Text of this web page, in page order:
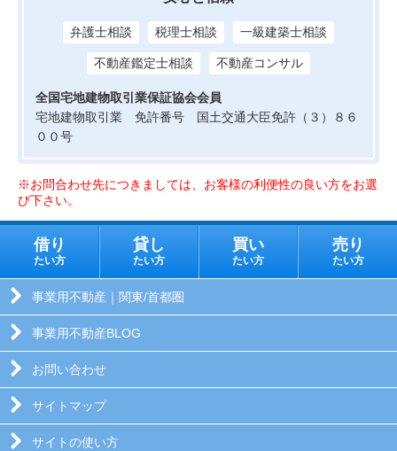
弁護士相談 税理士相談 一級建築士相談
不動産鑑定士相談 不動産コンサル
全国宅地建物取引業保証協会会員
宅地建物取引業 免許番号 国土交通大臣免許（３）８６
００号
※お問合わせ先につきましては、お客様の利便性の良い方をお選
び下さい。
借り
たい方
貸し
たい方
買い
たい方
売り
たい方
事業用不動産｜関東/首都圏
事業用不動産BLOG
お問い合わせ
サイトマップ
サイトの使い方